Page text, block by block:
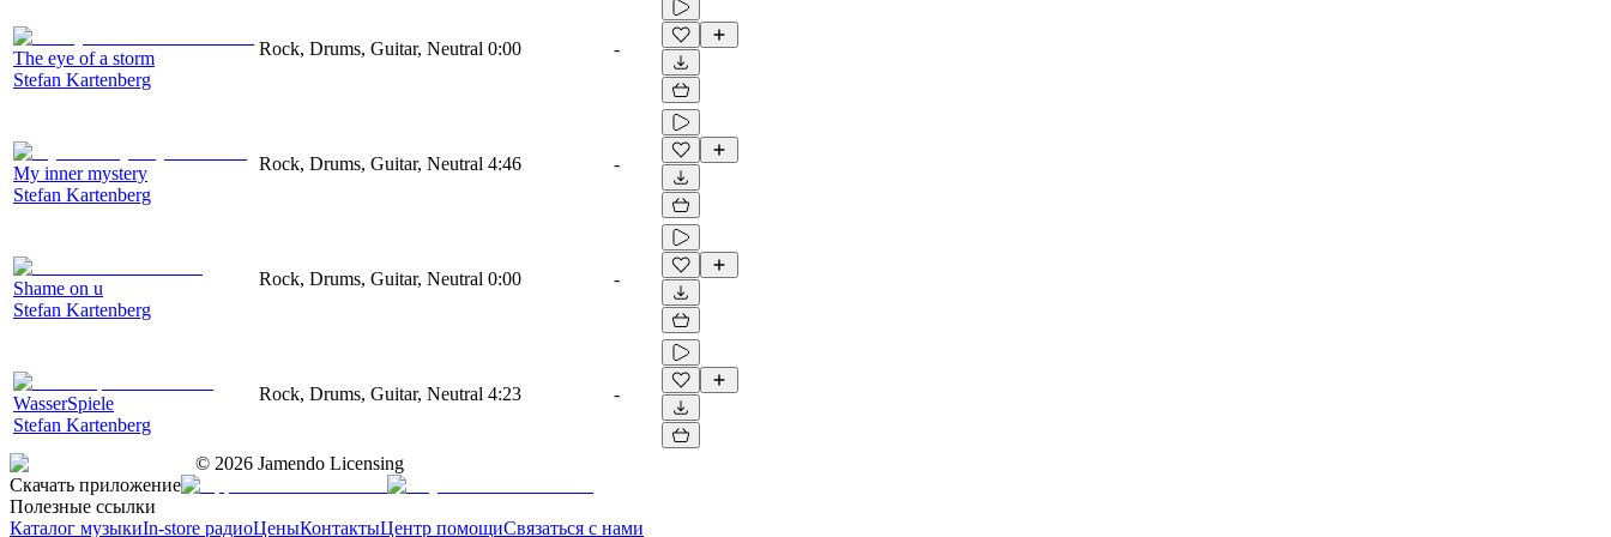
The eye of a storm
Stefan Kartenberg
Rock, Drums, Guitar, Neutral 0:00 -
My inner mystery
Stefan Kartenberg
Rock, Drums, Guitar, Neutral 4:46 -
Shame on u
Stefan Kartenberg
Rock, Drums, Guitar, Neutral 0:00 -
WasserSpiele
Stefan Kartenberg
Rock, Drums, Guitar, Neutral 4:23 -
© 2026 Jamendo Licensing
Скачать приложение
Полезные ссылки
Каталог музыкиIn-store радиоЦеныКонтактыЦентр помощиСвязаться с нами